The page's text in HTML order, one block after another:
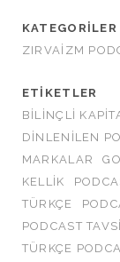
KATEGORILER
ZIRVAIZM
ETIKETLER
BILINÇLI
DINLENILEN
MARKALAR
KELLIK
TÜRKÇE
PODCAST
TÜRKÇE